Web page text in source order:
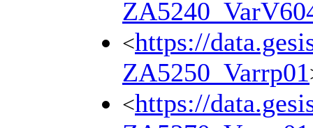
<https://
ZA5250_Varrp01
<https://